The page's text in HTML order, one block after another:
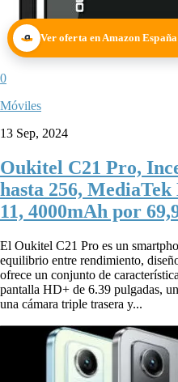
Ver oferta en Amazon España
0
Móviles
13 Sep, 2024
Oukitel C21 Pro,
hasta 256,
11, 4000mAh por
El Oukitel C21 Pro es un
equilibrio entre rendimiento,
ofrece un conjunto de
pantalla HD+ de 6.39 pulgadas,
una cámara triple trasera y...